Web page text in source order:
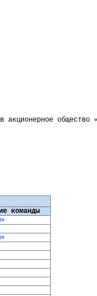
акционерное общество
команды
»
»